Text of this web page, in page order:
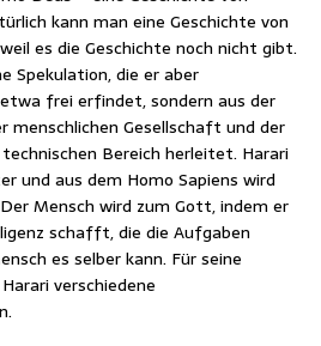
kann man eine Geschichte von
es die Geschichte noch nicht gibt.
Spekulation, die er aber
frei erfindet, sondern aus der
menschlichen Gesellschaft und der
Bereich herleitet. Harari
und aus dem Homo Sapiens wird
Mensch wird zum Gott, indem er
schafft, die die Aufgaben
es selber kann. Für seine
verschiedene